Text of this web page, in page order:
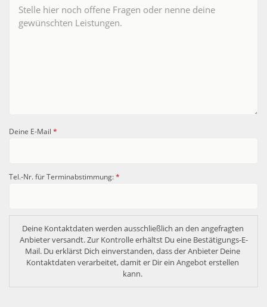
Deine E-Mail *
Tel.-Nr. für Terminabstimmung:*
Deine Kontaktdaten werden ausschließlich an den angefragten
Anbieter versandt. Zur Kontrolle erhältst Du eine Bestätigungs-E-
Mail. Du erklärst Dich einverstanden, dass der Anbieter Deine
Kontaktdaten verarbeitet, damit er Dir ein Angebot erstellen
kann.